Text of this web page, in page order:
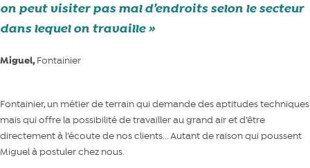
on peut visiter pas mal d’endroits selon le secteur
dans lequel on travaille
Miguel,Fontainier
Fontainier, un métier de terrain qui demande des aptitudes techniques
mais qui offre la possibilité de travailler au grand air et d’être
directement à l’écoute de nos clients... Autant de raison qui poussent
Miguel à postuler chez nous.